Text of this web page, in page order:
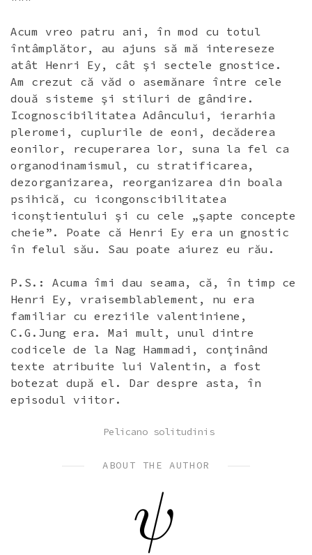
Acum vreo patru ani, în mod cu totul
întâmplător, au ajuns să mă intereseze
atât Henri Ey, cât şi sectele gnostice.
Am crezut că văd o asemănare între cele
două sisteme şi stiluri de gândire.
Icognoscibilitatea Adâncului, ierarhia
pleromei, cuplurile de eoni, decăderea
eonilor, recuperarea lor, suna la fel ca
organodinamismul, cu stratificarea,
dezorganizarea, reorganizarea din boala
psihică, cu icongonscibilitatea
iconştientului şi cu cele „şapte concepte
cheie”. Poate că Henri Ey era un gnostic
în felul său. Sau poate aiurez eu rău.
P.S.: Acuma îmi dau seama, că, în timp ce
Henri Ey, vraisemblablement, nu era
familiar cu ereziile valentiniene,
C.G.Jung era. Mai mult, unul dintre
codicele de la Nag Hammadi, conţinând
texte atribuite lui Valentin, a fost
botezat după el. Dar despre asta, în
episodul viitor.
POSTED
Pelicano solitudinis
ABOUT THE AUTHOR